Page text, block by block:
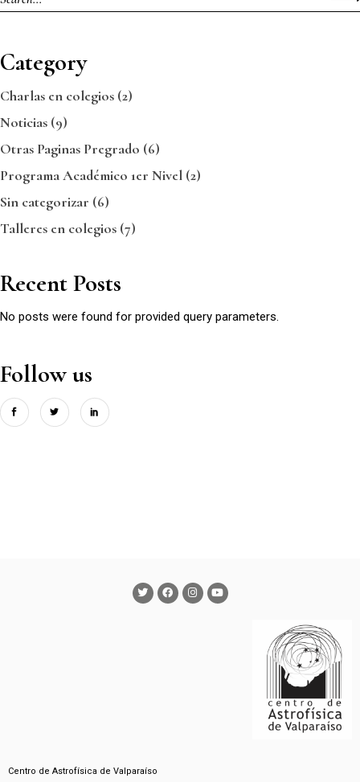
Category
Charlas en colegios (2)
Noticias (9)
Otras Paginas Pregrado (6)
Programa Académico 1er Nivel (2)
Sin categorizar (6)
Talleres en colegios (7)
Recent Posts
No posts were found for provided query parameters.
Follow us
Centro de Astrofísica de Valparaíso